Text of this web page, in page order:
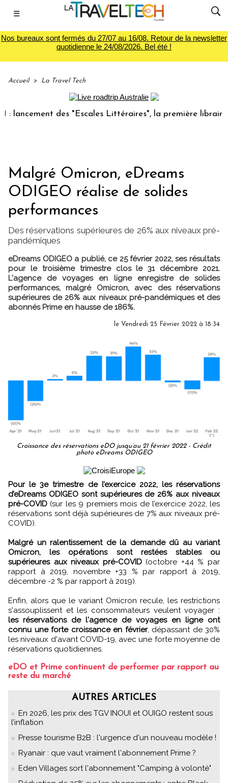
☰
Nos bureaux sont fermés du 27/07 au 16/08. Retour de la newsletter
quotidienne le 24/08/2026. Bel été !
Accueil > La Travel Tech
des "Escales Littéraires", la première librairie du
Malgré Omicron, eDreams
ODIGEO réalise de solides
performances
Des réservations supérieures de 26% aux niveaux pré-
pandémiques
eDreams ODIGEO a publié, ce 25 février 2022, ses résultats
pour le troisième trimestre clos le 31 décembre 2021.
L'agence de voyages en ligne enregistre de solides
performances, malgré Omicron, avec des réservations
supérieures de 26% aux niveaux pré-pandémiques et des
abonnés Prime en hausse de 186%.
le Vendredi 25 Février 2022 à 18:34
Croissance des réservations eDO jusqu’au 21 février 2022 - Crédit
photo eDreams ODIGEO
Pour le 3e trimestre de l’exercice 2022, les réservations
d’eDreams ODIGEO sont supérieures de 26% aux niveaux
pré-COVID (sur les 9 premiers mois de l’exercice 2022, les
réservations sont déjà supérieures de 7% aux niveaux pré-
COVID).
Malgré un ralentissement de la demande dû au variant
Omicron, les opérations sont restées stables ou
supérieures aux niveaux pré-COVID(octobre +44 % par
rapport à 2019, novembre +33 % par rapport à 2019,
décembre -2 % par rapport à 2019).
Enfin, alors que le variant Omicron recule, les restrictions
s'assouplissent et les consommateurs veulent voyager :
les réservations de l'agence de voyages en ligne ont
connu une forte croissance en février, dépassant de 30%
les niveaux d'avant COVID-19, avec une forte moyenne de
réservations quotidiennes.
eDO et Prime continuent de performer par rapport au
reste du marché
AUTRES ARTICLES
En 2026, les prix des TGV INOUI et OUIGO restent sous
l’inflation
Presse tourisme B2B : l'urgence d'un nouveau modèle !
Ryanair : que vaut vraiment l'abonnement Prime ?
Eden Villages sort l'abonnement "Camping à volonté"